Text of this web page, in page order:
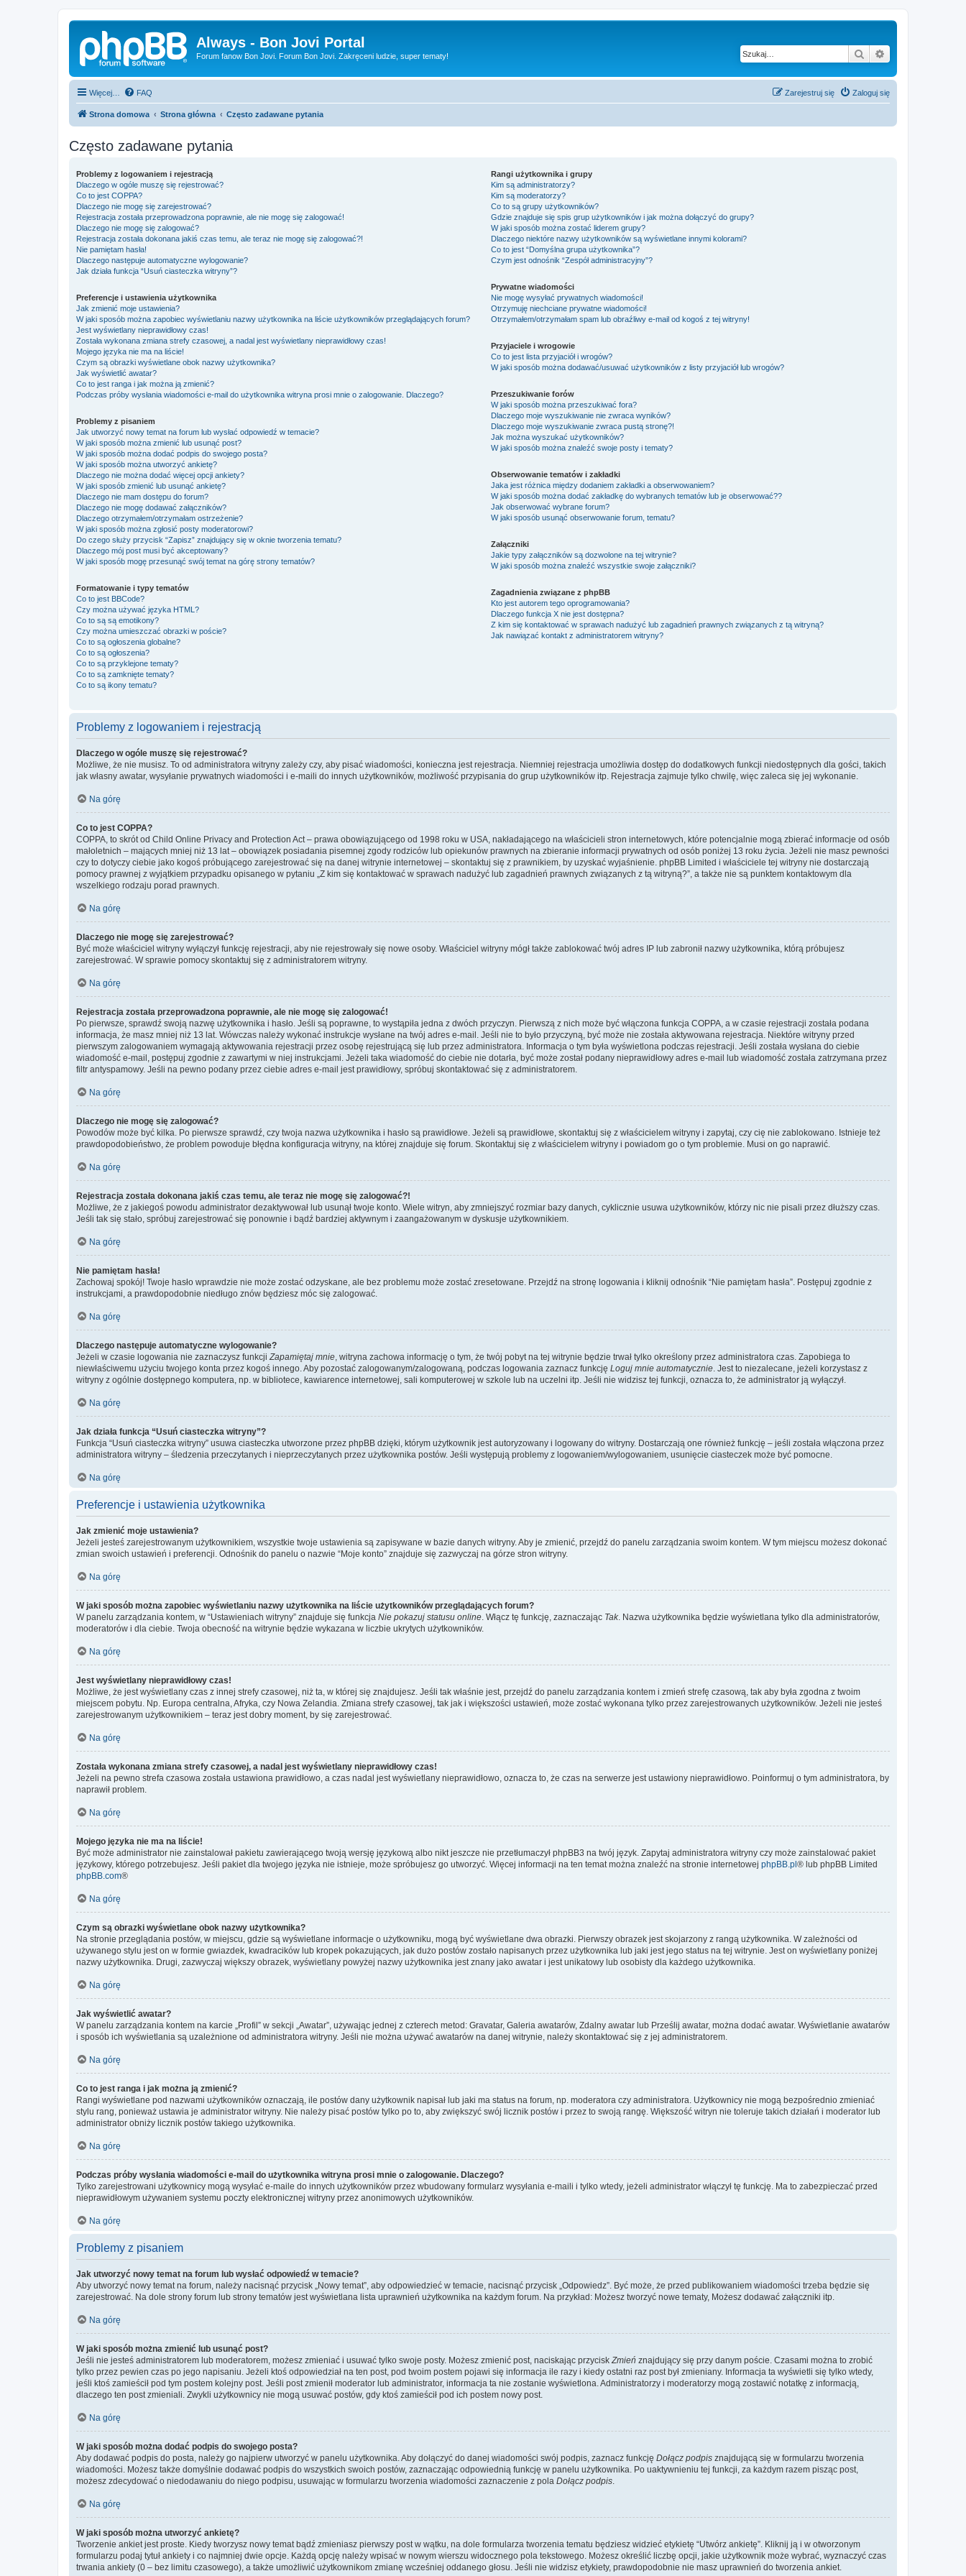
Always - Bon Jovi Portal
Forum fanow Bon Jovi. Forum Bon Jovi. Zakręceni ludzie, super tematy! Szukaj
Więcej… FAQ Zaloguj się
Zarejestruj się
Strona domowa Strona główna Często zadawane pytania
Często zadawane pytania
Problemy z logowaniem i rejestracją
Dlaczego w ogóle muszę się rejestrować?
Co to jest COPPA?
Dlaczego nie mogę się zarejestrować?
Rejestracja została przeprowadzona poprawnie, ale nie mogę się zalogować!
Dlaczego nie mogę się zalogować?
Rejestracja została dokonana jakiś czas temu, ale teraz nie mogę się zalogować?!
Nie pamiętam hasła!
Dlaczego następuje automatyczne wylogowanie?
Jak działa funkcja “Usuń ciasteczka witryny”?
Preferencje i ustawienia użytkownika
Jak zmienić moje ustawienia?
W jaki sposób można zapobiec wyświetlaniu nazwy użytkownika na liście użytkowników przeglądających forum?
Jest wyświetlany nieprawidłowy czas!
Została wykonana zmiana strefy czasowej, a nadal jest wyświetlany nieprawidłowy czas!
Mojego języka nie ma na liście!
Czym są obrazki wyświetlane obok nazwy użytkownika?
Jak wyświetlić awatar?
Co to jest ranga i jak można ją zmienić?
Podczas próby wysłania wiadomości e-mail do użytkownika witryna prosi mnie o zalogowanie. Dlaczego?
Problemy z pisaniem
Jak utworzyć nowy temat na forum lub wysłać odpowiedź w temacie?
W jaki sposób można zmienić lub usunąć post?
W jaki sposób można dodać podpis do swojego posta?
W jaki sposób można utworzyć ankietę?
Dlaczego nie można dodać więcej opcji ankiety?
W jaki sposób zmienić lub usunąć ankietę?
Dlaczego nie mam dostępu do forum?
Dlaczego nie mogę dodawać załączników?
Dlaczego otrzymałem/otrzymałam ostrzeżenie?
W jaki sposób można zgłosić posty moderatorowi?
Do czego służy przycisk “Zapisz” znajdujący się w oknie tworzenia tematu?
Dlaczego mój post musi być akceptowany?
W jaki sposób mogę przesunąć swój temat na górę strony tematów?
Formatowanie i typy tematów
Co to jest BBCode?
Czy można używać języka HTML?
Co to są są emotikony?
Czy można umieszczać obrazki w poście?
Co to są ogłoszenia globalne?
Co to są ogłoszenia?
Co to są przyklejone tematy?
Co to są zamknięte tematy?
Co to są ikony tematu?
Rangi użytkownika i grupy
Kim są administratorzy?
Kim są moderatorzy?
Co to są grupy użytkowników?
Gdzie znajduje się spis grup użytkowników i jak można dołączyć do grupy?
W jaki sposób można zostać liderem grupy?
Dlaczego niektóre nazwy użytkowników są wyświetlane innymi kolorami?
Co to jest “Domyślna grupa użytkownika”?
Czym jest odnośnik “Zespół administracyjny”?
Prywatne wiadomości
Nie mogę wysyłać prywatnych wiadomości!
Otrzymuję niechciane prywatne wiadomości!
Otrzymałem/otrzymałam spam lub obraźliwy e-mail od kogoś z tej witryny!
Przyjaciele i wrogowie
Co to jest lista przyjaciół i wrogów?
W jaki sposób można dodawać/usuwać użytkowników z listy przyjaciół lub wrogów?
Przeszukiwanie forów
W jaki sposób można przeszukiwać fora?
Dlaczego moje wyszukiwanie nie zwraca wyników?
Dlaczego moje wyszukiwanie zwraca pustą stronę?!
Jak można wyszukać użytkowników?
W jaki sposób można znaleźć swoje posty i tematy?
Obserwowanie tematów i zakładki
Jaka jest różnica między dodaniem zakładki a obserwowaniem?
W jaki sposób można dodać zakładkę do wybranych tematów lub je obserwować??
Jak obserwować wybrane forum?
W jaki sposób usunąć obserwowanie forum, tematu?
Załączniki
Jakie typy załączników są dozwolone na tej witrynie?
W jaki sposób można znaleźć wszystkie swoje załączniki?
Zagadnienia związane z phpBB
Kto jest autorem tego oprogramowania?
Dlaczego funkcja X nie jest dostępna?
Z kim się kontaktować w sprawach nadużyć lub zagadnień prawnych związanych z tą witryną?
Jak nawiązać kontakt z administratorem witryny?
Problemy z logowaniem i rejestracją
Dlaczego w ogóle muszę się rejestrować?
Możliwe, że nie musisz. To od administratora witryny zależy czy, aby pisać wiadomości, konieczna jest rejestracja. Niemniej rejestracja umożliwia dostęp do dodatkowych funkcji niedostępnych dla gości, takich
jak własny awatar, wysyłanie prywatnych wiadomości i e-maili do innych użytkowników, możliwość przypisania do grup użytkowników itp. Rejestracja zajmuje tylko chwilę, więc zaleca się jej wykonanie.
Na górę
Co to jest COPPA?
COPPA, to skrót od Child Online Privacy and Protection Act – prawa obowiązującego od 1998 roku w USA, nakładającego na właścicieli stron internetowych, które potencjalnie mogą zbierać informacje od osób
małoletnich – mających mniej niż 13 lat – obowiązek posiadania pisemnej zgody rodziców lub opiekunów prawnych na zbieranie informacji prywatnych od osób poniżej 13 roku życia. Jeżeli nie masz pewności
czy to dotyczy ciebie jako kogoś próbującego zarejestrować się na danej witrynie internetowej – skontaktuj się z prawnikiem, by uzyskać wyjaśnienie. phpBB Limited i właściciele tej witryny nie dostarczają
pomocy prawnej z wyjątkiem przypadku opisanego w pytaniu „Z kim się kontaktować w sprawach nadużyć lub zagadnień prawnych związanych z tą witryną?”, a także nie są punktem kontaktowym dla
wszelkiego rodzaju porad prawnych.
Na górę
Dlaczego nie mogę się zarejestrować?
Być może właściciel witryny wyłączył funkcję rejestracji, aby nie rejestrowały się nowe osoby. Właściciel witryny mógł także zablokować twój adres IP lub zabronił nazwy użytkownika, którą próbujesz
zarejestrować. W sprawie pomocy skontaktuj się z administratorem witryny.
Na górę
Rejestracja została przeprowadzona poprawnie, ale nie mogę się zalogować!
Po pierwsze, sprawdź swoją nazwę użytkownika i hasło. Jeśli są poprawne, to wystąpiła jedna z dwóch przyczyn. Pierwszą z nich może być włączona funkcja COPPA, a w czasie rejestracji została podana
informacja, że masz mniej niż 13 lat. Wówczas należy wykonać instrukcje wysłane na twój adres e-mail. Jeśli nie to było przyczyną, być może nie została aktywowana rejestracja. Niektóre witryny przed
pierwszym zalogowaniem wymagają aktywowania rejestracji przez osobę rejestrującą się lub przez administratora. Informacja o tym była wyświetlona podczas rejestracji. Jeśli została wysłana do ciebie
wiadomość e-mail, postępuj zgodnie z zawartymi w niej instrukcjami. Jeżeli taka wiadomość do ciebie nie dotarła, być może został podany nieprawidłowy adres e-mail lub wiadomość została zatrzymana przez
filtr antyspamowy. Jeśli na pewno podany przez ciebie adres e-mail jest prawidłowy, spróbuj skontaktować się z administratorem.
Na górę
Dlaczego nie mogę się zalogować?
Powodów może być kilka. Po pierwsze sprawdź, czy twoja nazwa użytkownika i hasło są prawidłowe. Jeżeli są prawidłowe, skontaktuj się z właścicielem witryny i zapytaj, czy cię nie zablokowano. Istnieje też
prawdopodobieństwo, że problem powoduje błędna konfiguracja witryny, na której znajduje się forum. Skontaktuj się z właścicielem witryny i powiadom go o tym problemie. Musi on go naprawić.
Na górę
Rejestracja została dokonana jakiś czas temu, ale teraz nie mogę się zalogować?!
Możliwe, że z jakiegoś powodu administrator dezaktywował lub usunął twoje konto. Wiele witryn, aby zmniejszyć rozmiar bazy danych, cyklicznie usuwa użytkowników, którzy nic nie pisali przez dłuższy czas.
Jeśli tak się stało, spróbuj zarejestrować się ponownie i bądź bardziej aktywnym i zaangażowanym w dyskusje użytkownikiem.
Na górę
Nie pamiętam hasła!
Zachowaj spokój! Twoje hasło wprawdzie nie może zostać odzyskane, ale bez problemu może zostać zresetowane. Przejdź na stronę logowania i kliknij odnośnik “Nie pamiętam hasła”. Postępuj zgodnie z
instrukcjami, a prawdopodobnie niedługo znów będziesz móc się zalogować.
Na górę
Dlaczego następuje automatyczne wylogowanie?
Jeżeli w czasie logowania nie zaznaczysz funkcji Zapamiętaj mnie , witryna zachowa informację o tym, że twój pobyt na tej witrynie będzie trwał tylko określony przez administratora czas. Zapobiega to
niewłaściwemu użyciu twojego konta przez kogoś innego. Aby pozostać zalogowanym/zalogowaną, podczas logowania zaznacz funkcję Loguj mnie automatycznie . Jest to niezalecane, jeżeli korzystasz z
witryny z ogólnie dostępnego komputera, np. w bibliotece, kawiarence internetowej, sali komputerowej w szkole lub na uczelni itp. Jeśli nie widzisz tej funkcji, oznacza to, że administrator ją wyłączył.
Na górę
Jak działa funkcja “Usuń ciasteczka witryny”?
Funkcja “Usuń ciasteczka witryny” usuwa ciasteczka utworzone przez phpBB dzięki, którym użytkownik jest autoryzowany i logowany do witryny. Dostarczają one również funkcję – jeśli została włączona przez
administratora witryny – śledzenia przeczytanych i nieprzeczytanych przez użytkownika postów. Jeśli występują problemy z logowaniem/wylogowaniem, usunięcie ciasteczek może być pomocne.
Na górę
Preferencje i ustawienia użytkownika
Jak zmienić moje ustawienia?
Jeżeli jesteś zarejestrowanym użytkownikiem, wszystkie twoje ustawienia są zapisywane w bazie danych witryny. Aby je zmienić, przejdź do panelu zarządzania swoim kontem. W tym miejscu możesz dokonać
zmian swoich ustawień i preferencji. Odnośnik do panelu o nazwie “Moje konto” znajduje się zazwyczaj na górze stron witryny.
Na górę
W jaki sposób można zapobiec wyświetlaniu nazwy użytkownika na liście użytkowników przeglądających forum?
W panelu zarządzania kontem, w “Ustawieniach witryny” znajduje się funkcja Nie pokazuj statusu online . Włącz tę funkcję, zaznaczając Tak. Nazwa użytkownika będzie wyświetlana tylko dla administratorów,
moderatorów i dla ciebie. Twoja obecność na witrynie będzie wykazana w liczbie ukrytych użytkowników.
Na górę
Jest wyświetlany nieprawidłowy czas!
Możliwe, że jest wyświetlany czas z innej strefy czasowej, niż ta, w której się znajdujesz. Jeśli tak właśnie jest, przejdź do panelu zarządzania kontem i zmień strefę czasową, tak aby była zgodna z twoim
miejscem pobytu. Np. Europa centralna, Afryka, czy Nowa Zelandia. Zmiana strefy czasowej, tak jak i większości ustawień, może zostać wykonana tylko przez zarejestrowanych użytkowników. Jeżeli nie jesteś
zarejestrowanym użytkownikiem – teraz jest dobry moment, by się zarejestrować.
Na górę
Została wykonana zmiana strefy czasowej, a nadal jest wyświetlany nieprawidłowy czas!
Jeżeli na pewno strefa czasowa została ustawiona prawidłowo, a czas nadal jest wyświetlany nieprawidłowo, oznacza to, że czas na serwerze jest ustawiony nieprawidłowo. Poinformuj o tym administratora, by
naprawił problem.
Na górę
Mojego języka nie ma na liście!
Być może administrator nie zainstalował pakietu zawierającego twoją wersję językową albo nikt jeszcze nie przetłumaczył phpBB3 na twój język. Zapytaj administratora witryny czy może zainstalować pakiet
językowy, którego potrzebujesz. Jeśli pakiet dla twojego języka nie istnieje, może spróbujesz go utworzyć. Więcej informacji na ten temat można znaleźć na stronie internetowej phpBB.pl® lub phpBB Limited
phpBB.com®
Na górę
Czym są obrazki wyświetlane obok nazwy użytkownika?
Na stronie przeglądania postów, w miejscu, gdzie są wyświetlane informacje o użytkowniku, mogą być wyświetlane dwa obrazki. Pierwszy obrazek jest skojarzony z rangą użytkownika. W zależności od
używanego stylu jest on w formie gwiazdek, kwadracików lub kropek pokazujących, jak dużo postów zostało napisanych przez użytkownika lub jaki jest jego status na tej witrynie. Jest on wyświetlany poniżej
nazwy użytkownika. Drugi, zazwyczaj większy obrazek, wyświetlany powyżej nazwy użytkownika jest znany jako awatar i jest unikatowy lub osobisty dla każdego użytkownika.
Na górę
Jak wyświetlić awatar?
W panelu zarządzania kontem na karcie „Profil” w sekcji „Awatar”, używając jednej z czterech metod: Gravatar, Galeria awatarów, Zdalny awatar lub Prześlij awatar, można dodać awatar. Wyświetlanie awatarów
i sposób ich wyświetlania są uzależnione od administratora witryny. Jeśli nie można używać awatarów na danej witrynie, należy skontaktować się z jej administratorem.
Na górę
Co to jest ranga i jak można ją zmienić?
Rangi wyświetlane pod nazwami użytkowników oznaczają, ile postów dany użytkownik napisał lub jaki ma status na forum, np. moderatora czy administratora. Użytkownicy nie mogą bezpośrednio zmieniać
stylu rang, ponieważ ustawia je administrator witryny. Nie należy pisać postów tylko po to, aby zwiększyć swój licznik postów i przez to swoją rangę. Większość witryn nie toleruje takich działań i moderator lub
administrator obniży licznik postów takiego użytkownika.
Na górę
Podczas próby wysłania wiadomości e-mail do użytkownika witryna prosi mnie o zalogowanie. Dlaczego?
Tylko zarejestrowani użytkownicy mogą wysyłać e-maile do innych użytkowników przez wbudowany formularz wysyłania e-maili i tylko wtedy, jeżeli administrator włączył tę funkcję. Ma to zabezpieczać przed
nieprawidłowym używaniem systemu poczty elektronicznej witryny przez anonimowych użytkowników.
Na górę
Problemy z pisaniem
Jak utworzyć nowy temat na forum lub wysłać odpowiedź w temacie?
Aby utworzyć nowy temat na forum, należy nacisnąć przycisk „Nowy temat”, aby odpowiedzieć w temacie, nacisnąć przycisk „Odpowiedz”. Być może, że przed publikowaniem wiadomości trzeba będzie się
zarejestrować. Na dole strony forum lub strony tematów jest wyświetlana lista uprawnień użytkownika na każdym forum. Na przykład: Możesz tworzyć nowe tematy, Możesz dodawać załączniki itp.
Na górę
W jaki sposób można zmienić lub usunąć post?
Jeśli nie jesteś administratorem lub moderatorem, możesz zmieniać i usuwać tylko swoje posty. Możesz zmienić post, naciskając przycisk Zmień znajdujący się przy danym poście. Czasami można to zrobić
tylko przez pewien czas po jego napisaniu. Jeżeli ktoś odpowiedział na ten post, pod twoim postem pojawi się informacja ile razy i kiedy ostatni raz post był zmieniany. Informacja ta wyświetli się tylko wtedy,
jeśli ktoś zamieścił pod tym postem kolejny post. Jeśli post zmienił moderator lub administrator, informacja ta nie zostanie wyświetlona. Administratorzy i moderatorzy mogą zostawić notatkę z informacją,
dlaczego ten post zmieniali. Zwykli użytkownicy nie mogą usuwać postów, gdy ktoś zamieścił pod ich postem nowy post.
Na górę
W jaki sposób można dodać podpis do swojego posta?
Aby dodawać podpis do posta, należy go najpierw utworzyć w panelu użytkownika. Aby dołączyć do danej wiadomości swój podpis, zaznacz funkcję Dołącz podpis znajdującą się w formularzu tworzenia
wiadomości. Możesz także domyślnie dodawać podpis do wszystkich swoich postów, zaznaczając odpowiednią funkcję w panelu użytkownika. Po uaktywnieniu tej funkcji, za każdym razem pisząc post,
możesz zdecydować o niedodawaniu do niego podpisu, usuwając w formularzu tworzenia wiadomości zaznaczenie z pola Dołącz podpis
Na górę
W jaki sposób można utworzyć ankietę?
Tworzenie ankiet jest proste. Kiedy tworzysz nowy temat bądź zmieniasz pierwszy post w wątku, na dole formularza tworzenia tematu będziesz widzieć etykietę “Utwórz ankietę”. Kliknij ją i w otworzonym
formularzu podaj tytuł ankiety i co najmniej dwie opcje. Każdą opcję należy wpisać w nowym wierszu widocznego pola tekstowego. Możesz określić liczbę opcji, jakie użytkownik może wybrać, wyznaczyć czas
trwania ankiety (0 – bez limitu czasowego), a także umożliwić użytkownikom zmianę wcześniej oddanego głosu. Jeśli nie widzisz etykiety, prawdopodobnie nie masz uprawnień do tworzenia ankiet.